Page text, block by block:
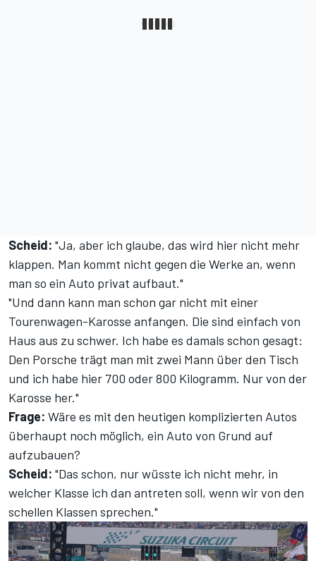
Scheid: "Ja, aber ich glaube, das wird hier nicht mehr
klappen. Man kommt nicht gegen die Werke an, wenn
man so ein Auto privat aufbaut."
"Und dann kann man schon gar nicht mit einer
Tourenwagen-Karosse anfangen. Die sind einfach von
Haus aus zu schwer. Ich habe es damals schon gesagt:
Den Porsche trägt man mit zwei Mann über den Tisch
und ich habe hier 700 oder 800 Kilogramm. Nur von der
Karosse her."
Frage: Wäre es mit den heutigen komplizierten Autos
überhaupt noch möglich, ein Auto von Grund auf
aufzubauen?
Scheid: "Das schon, nur wüsste ich nicht mehr, in
welcher Klasse ich dan antreten soll, wenn wir von den
schellen Klassen sprechen."